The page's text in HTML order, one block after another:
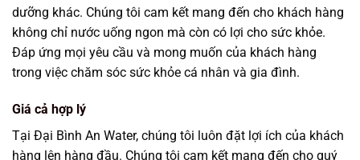
dưỡng khác. Chúng tôi cam kết mang đến cho khách hàng
không chỉ nước uống ngon mà còn có lợi cho sức khỏe.
Đáp ứng mọi yêu cầu và mong muốn của khách hàng
trong việc chăm sóc sức khỏe cá nhân và gia đình.
Giá cả hợp lý
Tại Đại Bình An Water, chúng tôi luôn đặt lợi ích của khách
hàng lên hàng đầu. Chúng tôi cam kết mang đến cho quý